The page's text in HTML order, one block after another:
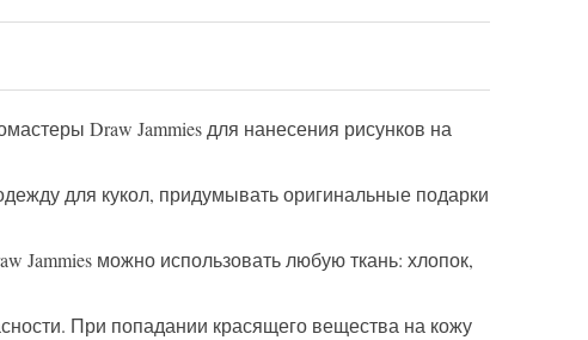
Draw Jammies для нанесения рисунков на
для кукол, придумывать оригинальные подарки
Jammies можно использовать любую ткань: хлопок,
При попадании красящего вещества на кожу